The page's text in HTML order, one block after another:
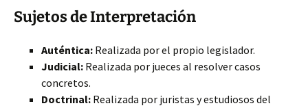
Sujetos de Interpretación
Auténtica: Realizada por el propio legislador.
Judicial: Realizada por jueces al resolver casos
concretos.
Doctrinal: Realizada por juristas y estudiosos del